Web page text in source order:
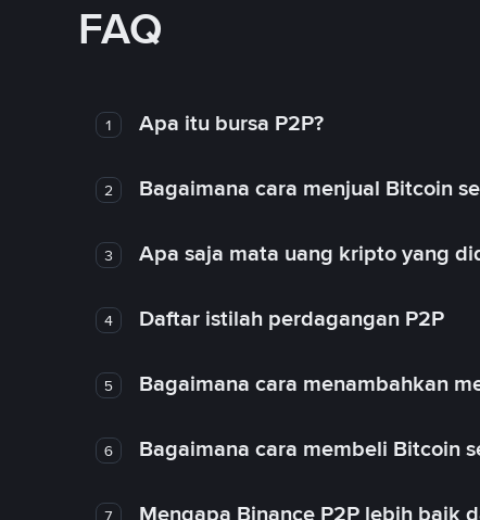
FAQ
1 Apa itu bursa P2P?
2 Bagaimana cara menjual Bitcoin
3 Apa saja mata uang kripto yang
4 Daftar istilah perdagangan P2P
5 Bagaimana cara menambahkan
6 Bagaimana cara membeli Bitcoin
7 Mengapa Binance P2P lebih baik